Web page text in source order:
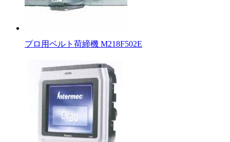
プロ用ベルト荷締機 M218F502E